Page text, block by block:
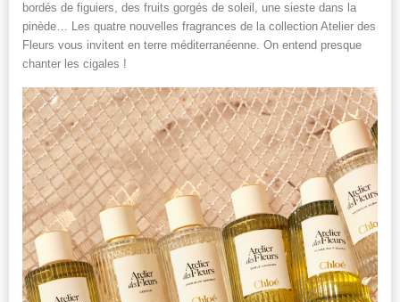
bordés de figuiers, des fruits gorgés de soleil, une sieste dans la
pinède… Les quatre nouvelles fragrances de la collection Atelier des
Fleurs vous invitent en terre méditerranéenne. On entend presque
chanter les cigales !